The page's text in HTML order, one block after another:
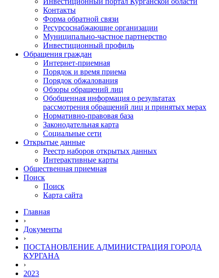
Контакты
Форма обратной связи
Ресурсоснабжающие организации
Муниципально-частное партнерство
Инвестиционный профиль
Обращения граждан
Интернет-приемная
Порядок и время приема
Порядок обжалования
Обзоры обращений лиц
Обобщенная информация о результатах
рассмотрения обращений лиц и принятых мерах
Нормативно-правовая база
Законодательная карта
Социальные сети
Открытые данные
Реестр наборов открытых данных
Интерактивные карты
Общественная приемная
Поиск
Поиск
Карта сайта
Главная
›
Документы
›
ПОСТАНОВЛЕНИЕ АДМИНИСТРАЦИЯ ГОРОДА
КУРГАНА
›
2023